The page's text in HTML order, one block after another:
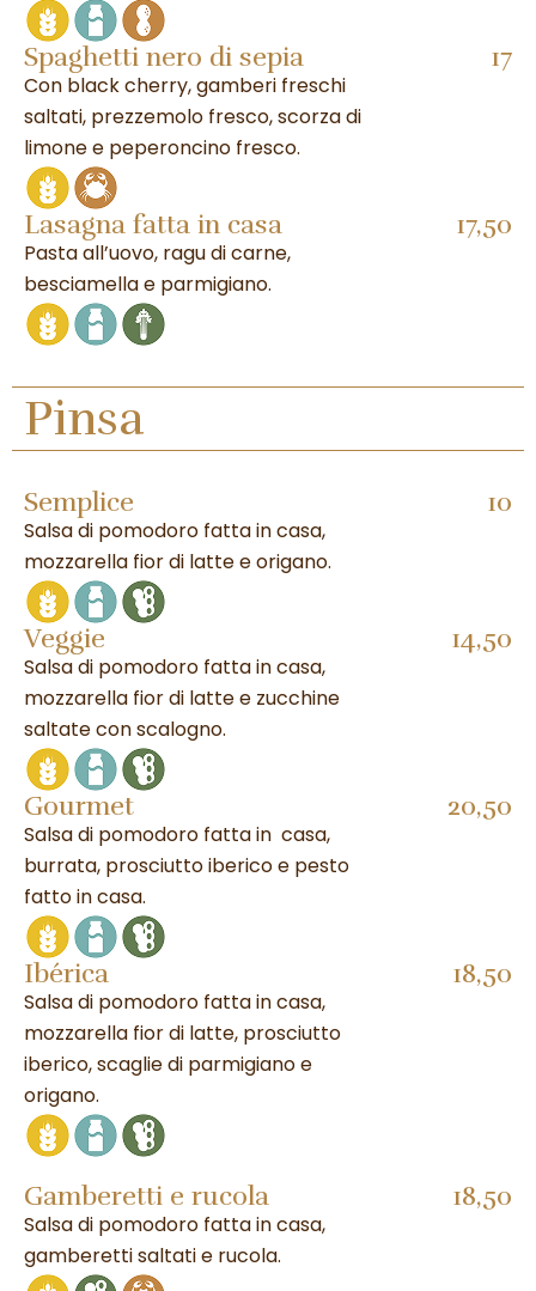
Spaghetti nero di sepia
Con black cherry, gamberi freschi
saltati, prezzemolo fresco, scorza di
limone e peperoncino fresco.
17
Lasagna fatta in casa
Pasta all’uovo, ragu di carne,
besciamella e parmigiano.
17,50
Pinsa
Semplice
Salsa di pomodoro fatta in casa,
mozzarella fior di latte e origano.
10
Veggie
Salsa di pomodoro fatta in casa,
mozzarella fior di latte e zucchine
saltate con scalogno.
14,50
Gourmet
Salsa di pomodoro fatta in casa,
burrata, prosciutto iberico e pesto
fatto in casa.
20,50
Ibérica
Salsa di pomodoro fatta in casa,
mozzarella fior di latte, prosciutto
iberico, scaglie di parmigiano e
origano.
18,50
Gamberetti e rucola
Salsa di pomodoro fatta in casa,
gamberetti saltati e rucola.
18,50